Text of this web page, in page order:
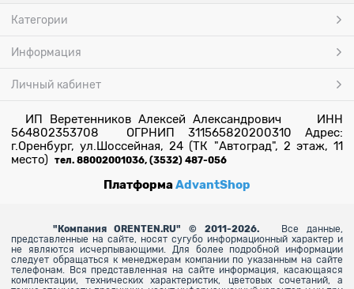
Категории
Информация
Личный кабинет
ИП Веретенников Алексей Александрович ИНН
564802353708 ОГРНИП 311565820200310 Адрес:
г.Оренбург, ул.Шоссейная, 24 (ТК "Автоград", 2 этаж, 11
место) тел. 88002001036, (3532) 487-056
ПлатформаAdvantShop
" Компания ORENTEN.RU" © 2011-2026.
Все данные,
представленные на сайте, носят сугубо информационный характер и
не являются исчерпывающими. Для более подробной информации
следует обращаться к менеджерам компании по указанным на сайте
телефонам. Вся представленная на сайте информация, касающаяся
комплектации, технических характеристик, цветовых сочетаний, а